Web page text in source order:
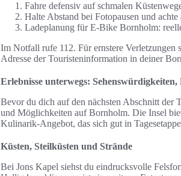
Fahre defensiv auf schmalen
Halte Abstand bei Fotopausen und
Ladeplanung für E-Bike Bornholm:
Im Notfall rufe 112. Für ernstere
Adresse der Touristeninformation in deiner
Erlebnisse unterwegs:
Bevor du dich auf den nächsten Abschnitt der
und Möglichkeiten auf Bornholm. Die Insel
Kulinarik-Angebot, das sich gut in
Küsten, Steilküsten und Strände
Bei Jons Kapel siehst du eindrucksvolle